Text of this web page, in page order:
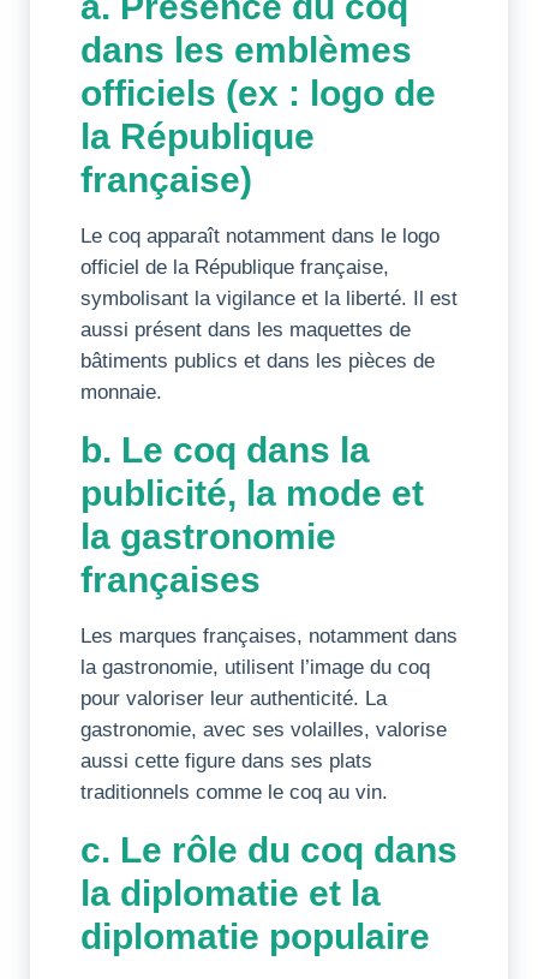
dans les emblèmes
officiels (ex : logo de
la République
française)
Le coq apparaît notamment dans le logo
officiel de la République française,
symbolisant la vigilance et la liberté. Il est
aussi présent dans les maquettes de
bâtiments publics et dans les pièces de
monnaie.
b. Le coq dans la
publicité, la mode et
la gastronomie
françaises
Les marques françaises, notamment dans
la gastronomie, utilisent l’image du coq
pour valoriser leur authenticité. La
gastronomie, avec ses volailles, valorise
aussi cette figure dans ses plats
traditionnels comme le coq au vin.
c. Le rôle du coq dans
la diplomatie et la
diplomatie populaire